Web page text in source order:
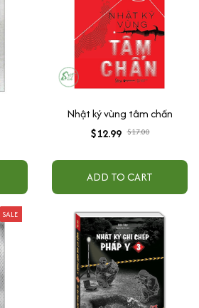
Nhật ký vùng tâm chấn
$12.99 $17.00
ADD TO CART
SALE